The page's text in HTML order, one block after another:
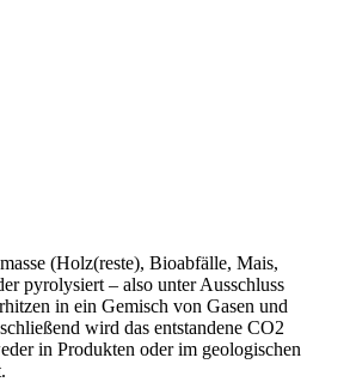
(Holz(reste), Bioab­fälle, Mais,
pyroly­siert – also unter Ausschluss
in ein Gemisch von Gasen und
wird das entstandene CO2
in Produkten oder im geolo­gi­schen